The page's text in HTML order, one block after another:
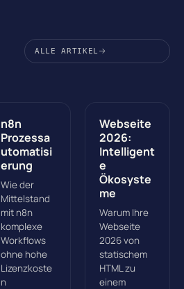
ALLE ARTIKEL
n8n
Prozessa
utomatisi
erung
Wie der
Mittelstand
mit n8n
komplexe
Workflows
ohne hohe
Lizenzkoste
n
Webseite
2026:
Intelligent
e
Ökosyste
me
Warum Ihre
Webseite
2026 von
statischem
HTML zu
einem